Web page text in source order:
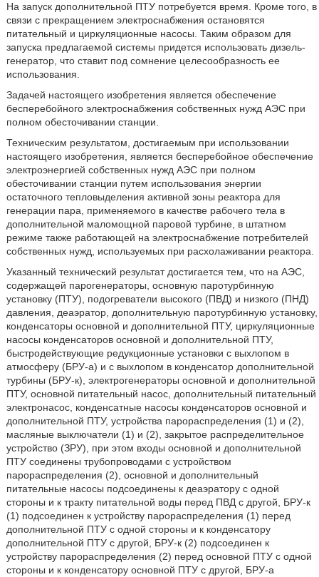
На запуск дополнительной ПТУ потребуется время. Кроме того, в
связи с прекращением электроснабжения остановятся
питательный и циркуляционные насосы. Таким образом для
запуска предлагаемой системы придется использовать дизель-
генератор, что ставит под сомнение целесообразность ее
использования.
Задачей настоящего изобретения является обеспечение
бесперебойного электроснабжения собственных нужд АЭС при
полном обесточивании станции.
Техническим результатом, достигаемым при использовании
настоящего изобретения, является бесперебойное обеспечение
электроэнергией собственных нужд АЭС при полном
обесточивании станции путем использования энергии
остаточного тепловыделения активной зоны реактора для
генерации пара, применяемого в качестве рабочего тела в
дополнительной маломощной паровой турбине, в штатном
режиме также работающей на электроснабжение потребителей
собственных нужд, используемых при расхолаживании реактора.
Указанный технический результат достигается тем, что на АЭС,
содержащей парогенераторы, основную паротурбинную
установку (ПТУ), подогреватели высокого (ПВД) и низкого (ПНД)
давления, деаэратор, дополнительную паротурбинную установку,
конденсаторы основной и дополнительной ПТУ, циркуляционные
насосы конденсаторов основной и дополнительной ПТУ,
быстродействующие редукционные установки с выхлопом в
атмосферу (БРУ-а) и с выхлопом в конденсатор дополнительной
турбины (БРУ-к), электрогенераторы основной и дополнительной
ПТУ, основной питательный насос, дополнительный питательный
электронасос, конденсатные насосы конденсаторов основной и
дополнительной ПТУ, устройства парораспределения (1) и (2),
масляные выключатели (1) и (2), закрытое распределительное
устройство (ЗРУ), при этом входы основной и дополнительной
ПТУ соединены трубопроводами с устройством
парораспределения (2), основной и дополнительный
питательные насосы подсоединены к деаэратору с одной
стороны и к тракту питательной воды перед ПВД с другой, БРУ-к
(1) подсоединен к устройству парораспределения (1) перед
дополнительной ПТУ с одной стороны и к конденсатору
дополнительной ПТУ с другой, БРУ-к (2) подсоединен к
устройству парораспределения (2) перед основной ПТУ с одной
стороны и к конденсатору основной ПТУ с другой, БРУ-а